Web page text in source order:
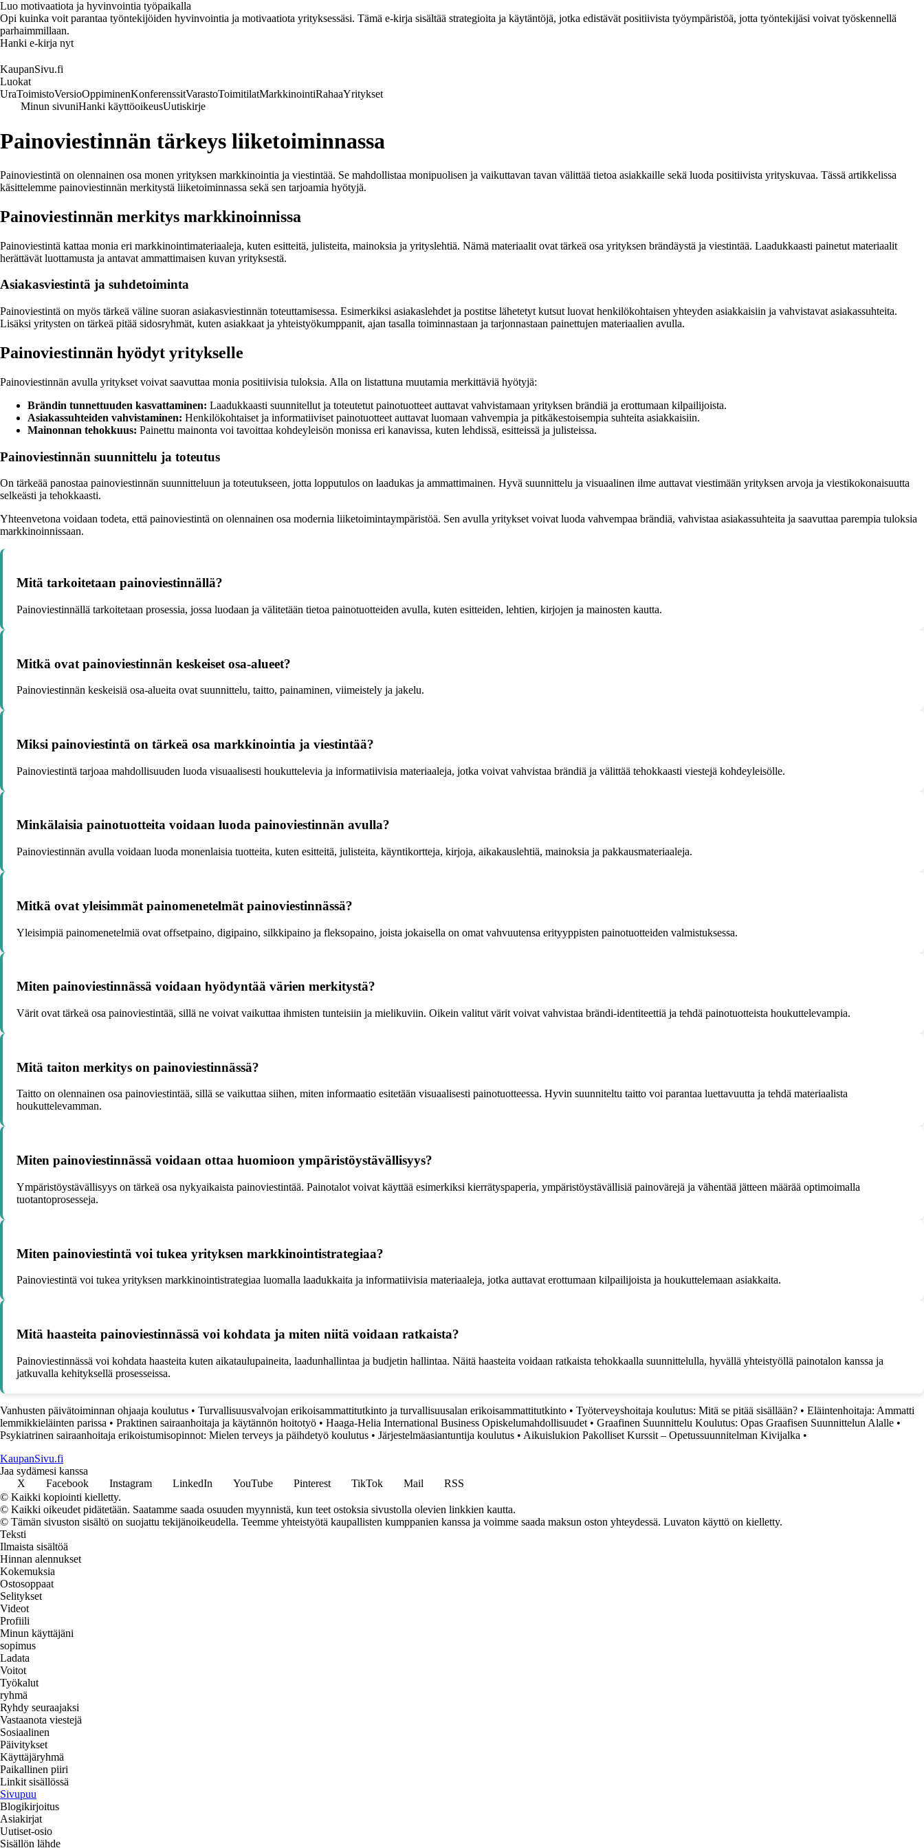
Luo motivaatiota ja hyvinvointia työpaikalla
Opi kuinka voit parantaa työntekijöiden hyvinvointia ja motivaatiota yrityksessäsi. Tämä e-kirja sisältää strategioita ja käytäntöjä, jotka edistävät positiivista työympäristöä, jotta työntekijäsi voivat työskennellä
parhaimmillaan.
Hanki e-kirja nyt
KaupanSivu.fi
Luokat
UraToimistoVersioOppiminenKonferenssitVarastoToimitilatMarkkinointiRahaaYritykset
Minun sivuniHanki käyttöoikeusUutiskirje
Painoviestinnän tärkeys liiketoiminnassa
Painoviestintä on olennainen osa monen yrityksen markkinointia ja viestintää. Se mahdollistaa monipuolisen ja vaikuttavan tavan välittää tietoa asiakkaille sekä luoda positiivista yrityskuvaa. Tässä artikkelissa
käsittelemme painoviestinnän merkitystä liiketoiminnassa sekä sen tarjoamia hyötyjä.
Painoviestinnän merkitys markkinoinnissa
Painoviestintä kattaa monia eri markkinointimateriaaleja, kuten esitteitä, julisteita, mainoksia ja yrityslehtiä. Nämä materiaalit ovat tärkeä osa yrityksen brändäystä ja viestintää. Laadukkaasti painetut materiaalit
herättävät luottamusta ja antavat ammattimaisen kuvan yrityksestä.
Asiakasviestintä ja suhdetoiminta
Painoviestintä on myös tärkeä väline suoran asiakasviestinnän toteuttamisessa. Esimerkiksi asiakaslehdet ja postitse lähetetyt kutsut luovat henkilökohtaisen yhteyden asiakkaisiin ja vahvistavat asiakassuhteita.
Lisäksi yritysten on tärkeä pitää sidosryhmät, kuten asiakkaat ja yhteistyökumppanit, ajan tasalla toiminnastaan ja tarjonnastaan painettujen materiaalien avulla.
Painoviestinnän hyödyt yritykselle
Painoviestinnän avulla yritykset voivat saavuttaa monia positiivisia tuloksia. Alla on listattuna muutamia merkittäviä hyötyjä:
Brändin tunnettuuden kasvattaminen: Laadukkaasti suunnitellut ja toteutetut painotuotteet auttavat vahvistamaan yrityksen brändiä ja erottumaan kilpailijoista.
Asiakassuhteiden vahvistaminen: Henkilökohtaiset ja informatiiviset painotuotteet auttavat luomaan vahvempia ja pitkäkestoisempia suhteita asiakkaisiin.
Mainonnan tehokkuus: Painettu mainonta voi tavoittaa kohdeyleisön monissa eri kanavissa, kuten lehdissä, esitteissä ja julisteissa.
Painoviestinnän suunnittelu ja toteutus
On tärkeää panostaa painoviestinnän suunnitteluun ja toteutukseen, jotta lopputulos on laadukas ja ammattimainen. Hyvä suunnittelu ja visuaalinen ilme auttavat viestimään yrityksen arvoja ja viestikokonaisuutta
selkeästi ja tehokkaasti.
Yhteenvetona voidaan todeta, että painoviestintä on olennainen osa modernia liiketoimintaympäristöä. Sen avulla yritykset voivat luoda vahvempaa brändiä, vahvistaa asiakassuhteita ja saavuttaa parempia tuloksia
markkinoinnissaan.
Mitä tarkoitetaan painoviestinnällä?
Painoviestinnällä tarkoitetaan prosessia, jossa luodaan ja välitetään tietoa painotuotteiden avulla, kuten esitteiden, lehtien, kirjojen ja mainosten kautta.
Mitkä ovat painoviestinnän keskeiset osa-alueet?
Painoviestinnän keskeisiä osa-alueita ovat suunnittelu, taitto, painaminen, viimeistely ja jakelu.
Miksi painoviestintä on tärkeä osa markkinointia ja viestintää?
Painoviestintä tarjoaa mahdollisuuden luoda visuaalisesti houkuttelevia ja informatiivisia materiaaleja, jotka voivat vahvistaa brändiä ja välittää tehokkaasti viestejä kohdeyleisölle.
Minkälaisia painotuotteita voidaan luoda painoviestinnän avulla?
Painoviestinnän avulla voidaan luoda monenlaisia tuotteita, kuten esitteitä, julisteita, käyntikortteja, kirjoja, aikakauslehtiä, mainoksia ja pakkausmateriaaleja.
Mitkä ovat yleisimmät painomenetelmät painoviestinnässä?
Yleisimpiä painomenetelmiä ovat offsetpaino, digipaino, silkkipaino ja fleksopaino, joista jokaisella on omat vahvuutensa erityyppisten painotuotteiden valmistuksessa.
Miten painoviestinnässä voidaan hyödyntää värien merkitystä?
Värit ovat tärkeä osa painoviestintää, sillä ne voivat vaikuttaa ihmisten tunteisiin ja mielikuviin. Oikein valitut värit voivat vahvistaa brändi-identiteettiä ja tehdä painotuotteista houkuttelevampia.
Mitä taiton merkitys on painoviestinnässä?
Taitto on olennainen osa painoviestintää, sillä se vaikuttaa siihen, miten informaatio esitetään visuaalisesti painotuotteessa. Hyvin suunniteltu taitto voi parantaa luettavuutta ja tehdä materiaalista
houkuttelevamman.
Miten painoviestinnässä voidaan ottaa huomioon ympäristöystävällisyys?
Ympäristöystävällisyys on tärkeä osa nykyaikaista painoviestintää. Painotalot voivat käyttää esimerkiksi kierrätyspaperia, ympäristöystävällisiä painovärejä ja vähentää jätteen määrää optimoimalla
tuotantoprosesseja.
Miten painoviestintä voi tukea yrityksen markkinointistrategiaa?
Painoviestintä voi tukea yrityksen markkinointistrategiaa luomalla laadukkaita ja informatiivisia materiaaleja, jotka auttavat erottumaan kilpailijoista ja houkuttelemaan asiakkaita.
Mitä haasteita painoviestinnässä voi kohdata ja miten niitä voidaan ratkaista?
Painoviestinnässä voi kohdata haasteita kuten aikataulupaineita, laadunhallintaa ja budjetin hallintaa. Näitä haasteita voidaan ratkaista tehokkaalla suunnittelulla, hyvällä yhteistyöllä painotalon kanssa ja
jatkuvalla kehityksellä prosesseissa.
Vanhusten päivätoiminnan ohjaaja koulutus • Turvallisuusvalvojan erikoisammattitutkinto ja turvallisuusalan erikoisammattitutkinto • Työterveyshoitaja koulutus: Mitä se pitää sisällään? • Eläintenhoitaja: Ammatti
lemmikkieläinten parissa • Praktinen sairaanhoitaja ja käytännön hoitotyö • Haaga-Helia International Business Opiskelumahdollisuudet • Graafinen Suunnittelu Koulutus: Opas Graafisen Suunnittelun Alalle •
Psykiatrinen sairaanhoitaja erikoistumisopinnot: Mielen terveys ja päihdetyö koulutus • Järjestelmäasiantuntija koulutus • Aikuislukion Pakolliset Kurssit – Opetussuunnitelman Kivijalka •
KaupanSivu.fi
Jaa sydämesi kanssa
X
Facebook Instagram LinkedIn YouTube Pinterest TikTok Mail
RSS
© Kaikki kopiointi kielletty.
© Kaikki oikeudet pidätetään. Saatamme saada osuuden myynnistä, kun teet ostoksia sivustolla olevien linkkien kautta.
© Tämän sivuston sisältö on suojattu tekijänoikeudella. Teemme yhteistyötä kaupallisten kumppanien kanssa ja voimme saada maksun oston yhteydessä. Luvaton käyttö on kielletty.
Teksti
Ilmaista sisältöä
Hinnan alennukset
Kokemuksia
Ostosoppaat
Selitykset
Videot
Profiili
Minun käyttäjäni
sopimus
Ladata
Voitot
Työkalut
ryhmä
Ryhdy seuraajaksi
Vastaanota viestejä
Sosiaalinen
Päivitykset
Käyttäjäryhmä
Paikallinen piiri
Linkit sisällössä
Sivupuu
Blogikirjoitus
Asiakirjat
Uutiset-osio
Sisällön lähde